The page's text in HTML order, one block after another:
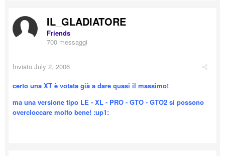
IL_GLADIATORE
Friends
700 messaggi
Inviato July 2, 2006
certo una XT è votata già a dare quasi il massimo!
ma una versione tipo LE - XL - PRO - GTO - GTO2 si possono
overcloccare molto bene! :up1: